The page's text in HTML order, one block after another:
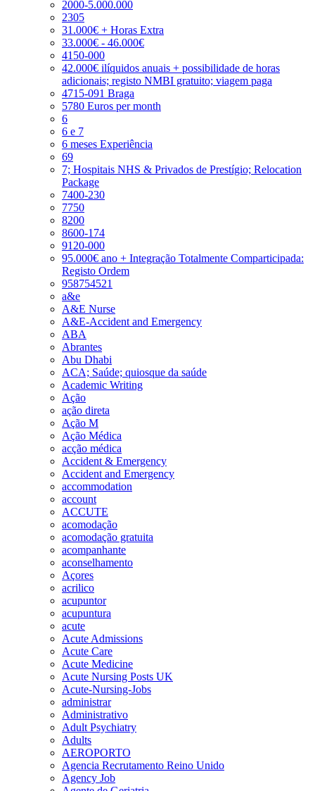
2000-5.000.000
2305
31.000€ + Horas Extra
33.000€ - 46.000€
4150-000
42.000€ ilíquidos anuais + possibilidade de horas
adicionais; registo NMBI gratuito; viagem paga
4715-091 Braga
5780 Euros per month
6
6 e 7
6 meses Experiência
69
7; Hospitais NHS & Privados de Prestígio; Relocation
Package
7400-230
7750
8200
8600-174
9120-000
95.000€ ano + Integração Totalmente Comparticipada:
Registo Ordem
958754521
a&e
A&E Nurse
A&E-Accident and Emergency
ABA
Abrantes
Abu Dhabi
ACA; Saúde; quiosque da saúde
Academic Writing
Ação
ação direta
Ação M
Ação Médica
acção médica
Accident & Emergency
Accident and Emergency
accommodation
account
ACCUTE
acomodação
acomodação gratuita
acompanhante
aconselhamento
Açores
acrilico
acupuntor
acupuntura
acute
Acute Admissions
Acute Care
Acute Medicine
Acute Nursing Posts UK
Acute-Nursing-Jobs
administrar
Administrativo
Adult Psychiatry
Adults
AEROPORTO
Agencia Recrutamento Reino Unido
Agency Job